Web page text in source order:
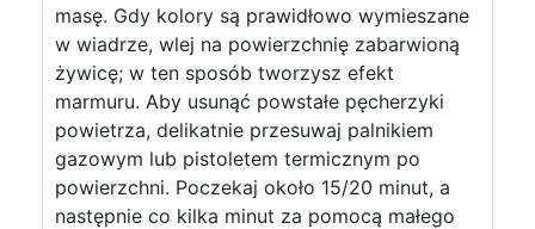
masę. Gdy kolory są prawidłowo wymieszane
w wiadrze, wlej na powierzchnię zabarwioną
żywicę; w ten sposób tworzysz efekt
marmuru. Aby usunąć powstałe pęcherzyki
powietrza, delikatnie przesuwaj palnikiem
gazowym lub pistoletem termicznym po
powierzchni. Poczekaj około 15/20 minut, a
następnie co kilka minut za pomocą małego